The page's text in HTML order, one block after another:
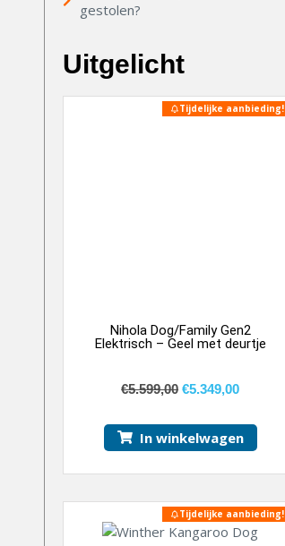
gestolen?
Uitgelicht
Tijdelijke aanbieding!
Nihola Dog/Family Gen2
Elektrisch – Geel met deurtje
€5.599,00 €5.349,00
In winkelwagen
Tijdelijke aanbieding!